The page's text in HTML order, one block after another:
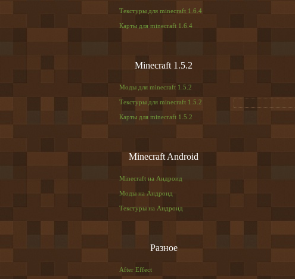
Текстуры для minecraft 1.6.4
Карты для minecraft 1.6.4
Minecraft 1.5.2
Моды для minecraft 1.5.2
Текстуры для minecraft 1.5.2
Карты для minecraft 1.5.2
Minecraft Android
Minecraft на Андроид
Моды на Андроид
Текстуры на Андроид
Разное
After Effect